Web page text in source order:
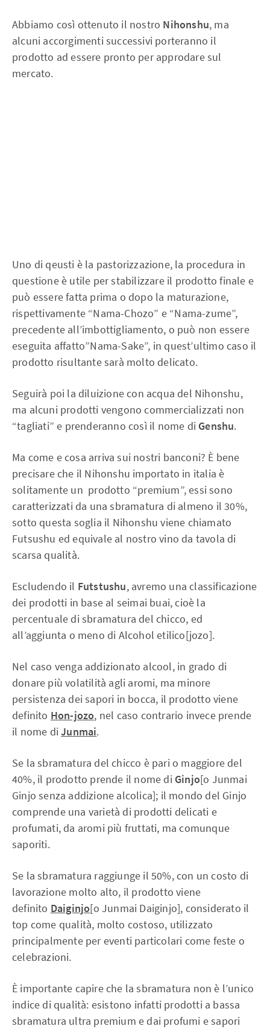
Abbiamo così ottenuto il nostro Nihonshu, ma
alcuni accorgimenti successivi porteranno il
prodotto ad essere pronto per approdare sul
mercato.
Uno di qeusti è la pastorizzazione, la procedura in
questione è utile per stabilizzare il prodotto finale e
può essere fatta prima o dopo la maturazione,
rispettivamente “Nama-Chozo” e “Nama-zume”,
precedente all’imbottigliamento, o può non essere
eseguita affatto”Nama-Sake”, in quest’ultimo caso il
prodotto risultante sarà molto delicato.
Seguirà poi la diluizione con acqua del Nihonshu,
ma alcuni prodotti vengono commercializzati non
“tagliati” e prenderanno così il nome di Genshu.
Ma come e cosa arriva sui nostri banconi? È bene
precisare che il Nihonshu importato in italia è
solitamente un prodotto “premium”, essi sono
caratterizzati da una sbramatura di almeno il 30%,
sotto questa soglia il Nihonshu viene chiamato
Futsushu ed equivale al nostro vino da tavola di
scarsa qualità.
Escludendo il Futstushu, avremo una classificazione
dei prodotti in base al seimai buai, cioè la
percentuale di sbramatura del chicco, ed
all’aggiunta o meno di Alcohol etilico[jozo].
Nel caso venga addizionato alcool, in grado di
donare più volatilità agli aromi, ma minore
persistenza dei sapori in bocca, il prodotto viene
definito Hon-jozo, nel caso contrario invece prende
il nome diJunmai.
Se la sbramatura del chicco è pari o maggiore del
40%, il prodotto prende il nome di Ginjo[o Junmai
Ginjo senza addizione alcolica]; il mondo del Ginjo
comprende una varietà di prodotti delicati e
profumati, da aromi più fruttati, ma comunque
saporiti.
Se la sbramatura raggiunge il 50%, con un costo di
lavorazione molto alto, il prodotto viene
definito Daiginjo[o Junmai Daiginjo], considerato il
top come qualità, molto costoso, utilizzato
principalmente per eventi particolari come feste o
celebrazioni.
È importante capire che la sbramatura non è l’unico
indice di qualità: esistono infatti prodotti a bassa
sbramatura ultra premium e dai profumi e sapori